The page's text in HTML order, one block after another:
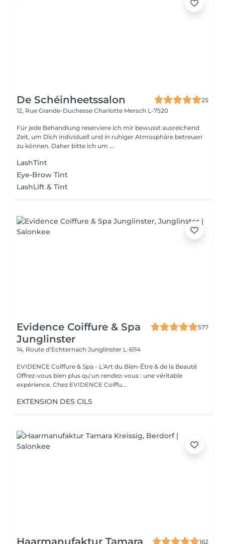
De Schéinheetssalon
25
12, Rue Grande-Duchesse Charlotte Mersch L-7520
Für jede Behandlung reserviere ich mir bewusst ausreichend
Zeit, um Dich individuell und in ruhiger Atmosphäre betreuen
zu können. Daher bitte ich um ...
LashTint
Eye-Brow Tint
LashLift & Tint
Evidence Coiffure & Spa
Junglinster
577
14, Route d‘Echternach Junglinster L-6114
EVIDENCE Coiffure & Spa - L'Art du Bien-Être & de la Beauté
Offrez-vous bien plus qu'un rendez-vous : une véritable
expérience. Chez EVIDENCE Coiffu...
EXTENSION DES CILS
Haarmanufaktur Tamara 162